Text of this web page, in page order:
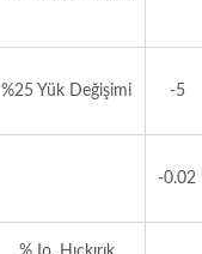
%25 Yük Değişimi -5
-0.02